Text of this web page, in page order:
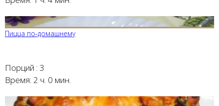
Пицца по-домашнему
Порций : 3
Время: 2 ч. 0 мин.